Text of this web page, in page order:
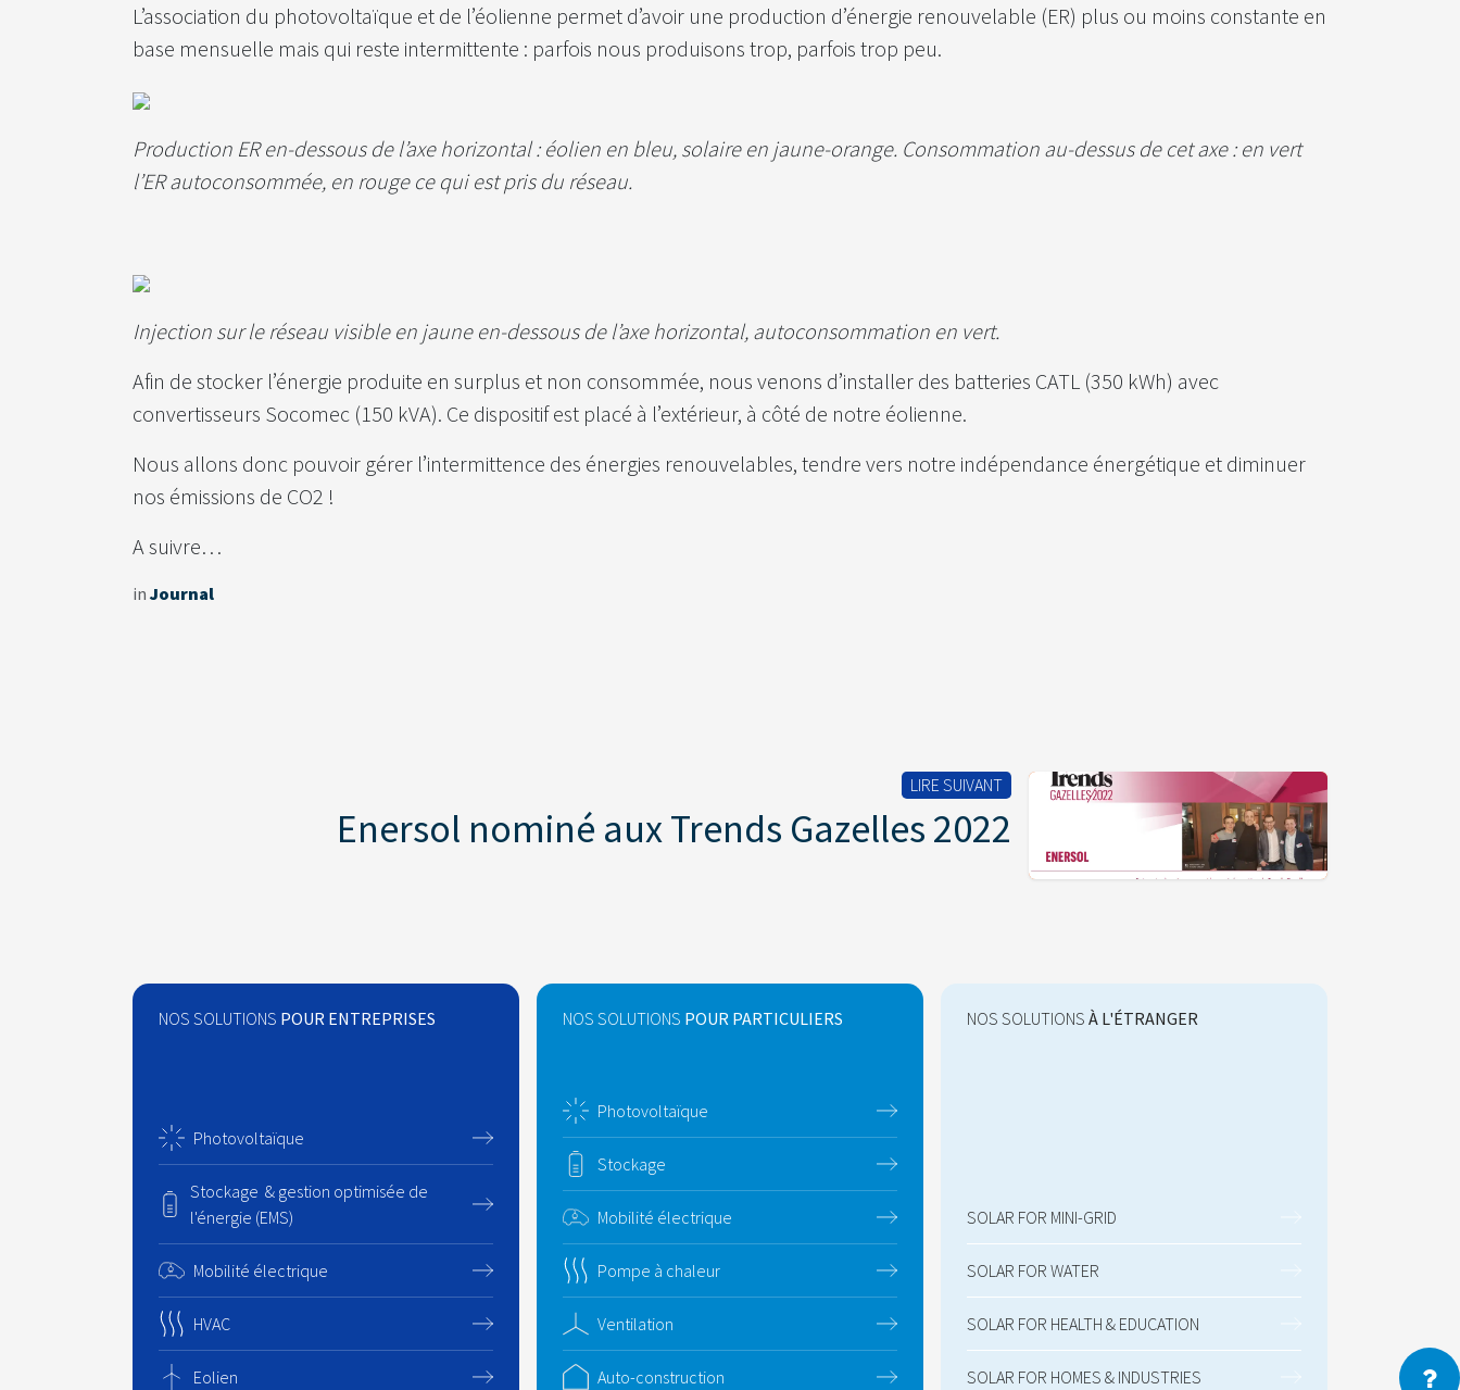
L’association du photovoltaïque et de l’éolienne permet d’avoir une production d’énergie renouvelable (ER) plus ou moins constante en
base mensuelle mais qui reste intermittente : parfois nous produisons trop, parfois trop peu.
Production ER en-dessous de l’axe horizontal : éolien en bleu, solaire en jaune-orange. Consommation au-dessus de cet axe : en vert
l’ER autoconsommée, en rouge ce qui est pris du réseau.
Injection sur le réseau visible en jaune en-dessous de l’axe horizontal, autoconsommation en vert.
Afin de stocker l’énergie produite en surplus et non consommée, nous venons d’installer des batteries CATL (350 kWh) avec
convertisseurs Socomec (150 kVA). Ce dispositif est placé à l’extérieur, à côté de notre éolienne.
Nous allons donc pouvoir gérer l’intermittence des énergies renouvelables, tendre vers notre indépendance énergétique et diminuer
nos émissions de CO2 !
A suivre…
in Journal
LIRE SUIVANT
Enersol nominé aux Trends Gazelles 2022
NOS SOLUTIONS POUR ENTREPRISES
Photovoltaïque
Stockage & gestion optimisée de
l'énergie (EMS)
Mobilité électrique
HVAC
Eolien
NOS SOLUTIONS POUR PARTICULIERS
Photovoltaïque
Stockage
Mobilité électrique
Pompe à chaleur
Ventilation
Auto-construction
NOS SOLUTIONS À L'ÉTRANGER
SOLAR FOR MINI-GRID
SOLAR FOR WATER
SOLAR FOR HEALTH & EDUCATION
SOLAR FOR HOMES & INDUSTRIES